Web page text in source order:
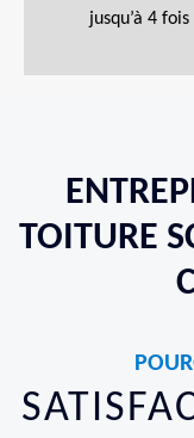
jusqu’à 4
TOITURE